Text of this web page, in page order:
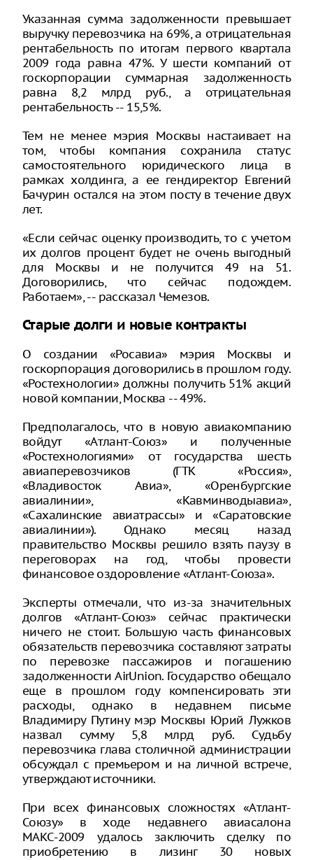
Указанная сумма задолженности превышает
выручку перевозчика на 69%, а отрицательная
рентабельность по итогам первого квартала
2009 года равна 47%. У шести компаний от
госкорпорации суммарная задолженность
равна 8,2 млрд руб., а отрицательная
рентабельность -- 15,5%.
Тем не менее мэрия Москвы настаивает на
том, чтобы компания сохранила статус
самостоятельного юридического лица в
рамках холдинга, а ее гендиректор Евгений
Бачурин остался на этом посту в течение двух
лет.
«Если сейчас оценку производить, то с учетом
их долгов процент будет не очень выгодный
для Москвы и не получится 49 на 51.
Договорились, что сейчас подождем.
Работаем», -- рассказал Чемезов.
Старые долги и новые контракты
О создании «Росавиа» мэрия Москвы и
госкорпорация договорились в прошлом году.
«Ростехнологии» должны получить 51% акций
новой компании, Москва -- 49%.
Предполагалось, что в новую авиакомпанию
войдут «Атлант-Союз» и полученные
«Ростехнологиями» от государства шесть
авиаперевозчиков (ГТК «Россия»,
«Владивосток Авиа», «Оренбургские
авиалинии», «Кавминводыавиа»,
«Сахалинские авиатрассы» и «Саратовские
авиалинии»). Однако месяц назад
правительство Москвы решило взять паузу в
переговорах на год, чтобы провести
финансовое оздоровление «Атлант-Союза».
Эксперты отмечали, что из-за значительных
долгов «Атлант-Союз» сейчас практически
ничего не стоит. Большую часть финансовых
обязательств перевозчика составляют затраты
по перевозке пассажиров и погашению
задолженности AirUnion. Государство обещало
еще в прошлом году компенсировать эти
расходы, однако в недавнем письме
Владимиру Путину мэр Москвы Юрий Лужков
назвал сумму 5,8 млрд руб. Судьбу
перевозчика глава столичной администрации
обсуждал с премьером и на личной встрече,
утверждают источники.
При всех финансовых сложностях «Атлант-
Союзу» в ходе недавнего авиасалона
МАКС-2009 удалось заключить сделку по
приобретению в лизинг 30 новых